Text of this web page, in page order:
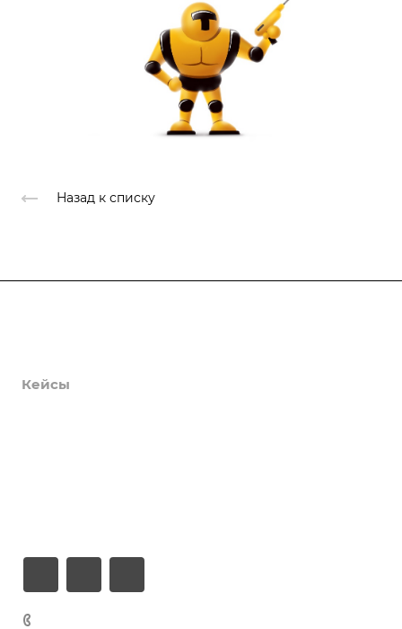
Назад к списку
Кейсы